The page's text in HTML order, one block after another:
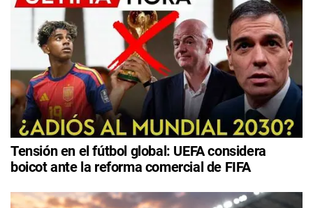
Tensión en el fútbol global: UEFA considera
boicot ante la reforma comercial de FIFA